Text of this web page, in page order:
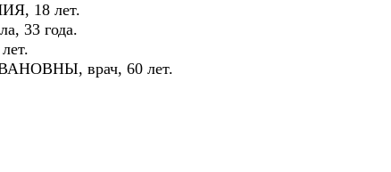
18 лет.
33 года.
врач, 60 лет.